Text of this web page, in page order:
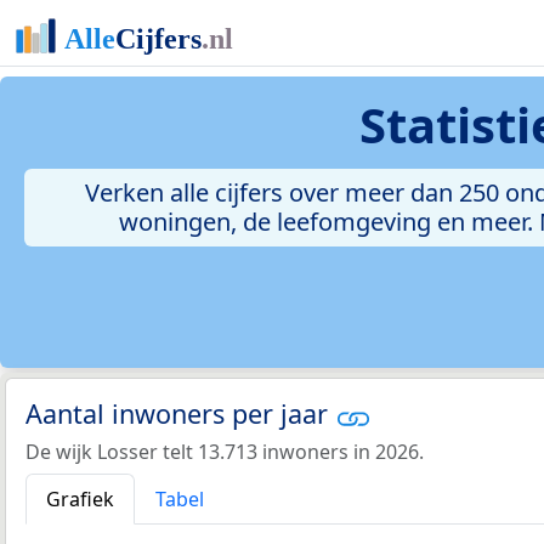
Verken alle cijfers over meer dan 250
woningen, de leefomgeving en
Aantal inwoners per jaar
De wijk Losser telt 13.713 inwoners in 2026.
Grafiek
Tabel